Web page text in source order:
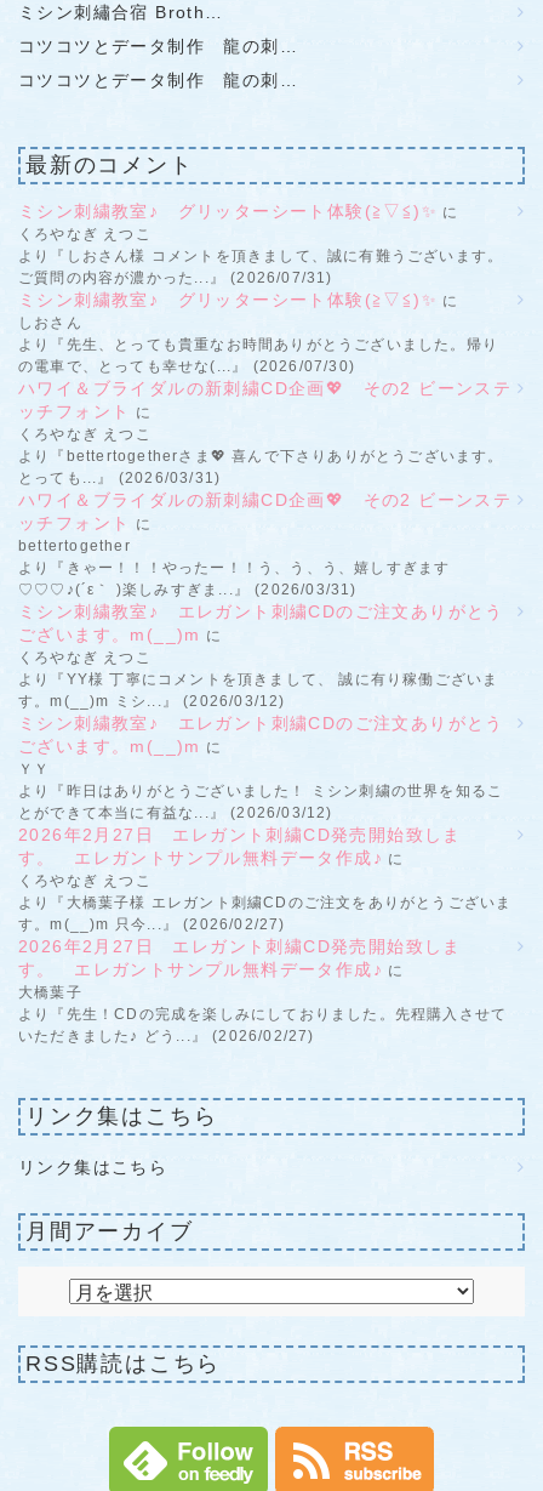
ミシン刺繡合宿 Broth…
コツコツとデータ制作 龍の刺…
コツコツとデータ制作 龍の刺…
最新のコメント
ミシン刺繍教室♪ グリッターシート体験(≧▽≦)✨ に
くろやなぎ えつこ
より『しおさん様 コメントを頂きまして、誠に有難うございます。
ご質問の内容が濃かった...』 (2026/07/31)
ミシン刺繍教室♪ グリッターシート体験(≧▽≦)✨ に
しおさん
より『先生、とっても貴重なお時間ありがとうございました。帰り
の電車で、とっても幸せな(...』 (2026/07/30)
ハワイ＆ブライダルの新刺繍CD企画💖 その2 ビーンステ
ッチフォント
に
くろやなぎ えつこ
より『bettertogetherさま💖 喜んで下さりありがとうございます。
とっても...』 (2026/03/31)
ハワイ＆ブライダルの新刺繍CD企画💖 その2 ビーンステ
ッチフォント
に
bettertogether
より『きゃー！！！やったー！！う、う、う、嬉しすぎます
♡♡♡♪(´ε｀ )楽しみすぎま...』 (2026/03/31)
ミシン刺繍教室♪ エレガント刺繍CDのご注文ありがとう
ございます。m(__)m に
くろやなぎ えつこ
より『YY様 丁寧にコメントを頂きまして、 誠に有り稼働ございま
す。m(__)m ミシ...』 (2026/03/12)
ミシン刺繍教室♪ エレガント刺繍CDのご注文ありがとう
ございます。m(__)m に
ＹＹ
より『昨日はありがとうございました！ ミシン刺繍の世界を知るこ
とができて本当に有益な...』 (2026/03/12)
2026年2月27日 エレガント刺繍CD発売開始致しま
す。 エレガントサンプル無料データ作成♪ に
くろやなぎ えつこ
より『大橋葉子様 エレガント刺繍CDのご注文をありがとうございま
す。m(__)m 只今...』 (2026/02/27)
2026年2月27日 エレガント刺繍CD発売開始致しま
す。 エレガントサンプル無料データ作成♪ に
大橋葉子
より『先生！CDの完成を楽しみにしておりました。先程購入させて
いただきました♪ どう...』 (2026/02/27)
リンク集はこちら
リンク集はこちら
月間アーカイブ
RSS購読はこちら